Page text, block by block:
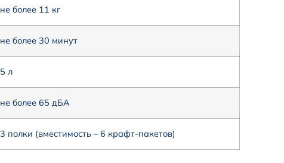
не более 11 кг
не более 30 минут
5 л
не более 65 дБА
3 полки (вместимость – 6 крафт-пакетов)